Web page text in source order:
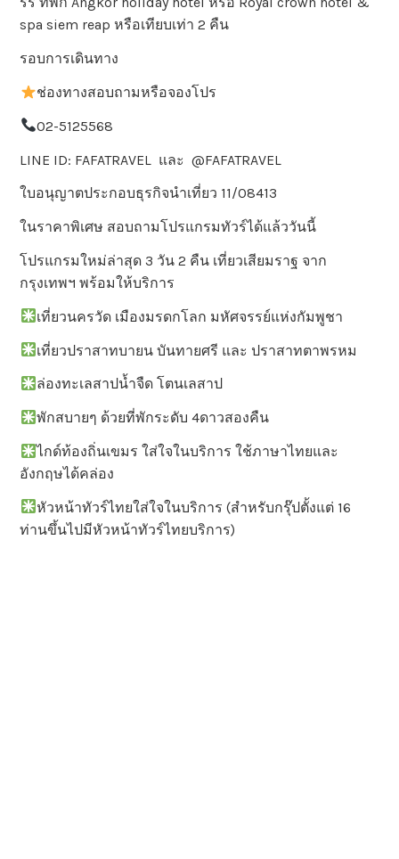
spa siem reap หรือเทียบเท่า 2 คืน
รอบการเดินทาง
ช่องทางสอบถามหรือจองโปร
02-5125568
LINE ID: FAFATRAVEL และ @FAFATRAVEL
ใบอนุญาตประกอบธุรกิจนำเที่ยว 11/08413
ในราคาพิเศษ สอบถามโปรแกรมทัวร์ได้แล้ววันนี้
โปรแกรมใหม่ล่าสุด 3 วัน 2 คืน เที่ยวเสียมราฐ จาก
กรุงเทพฯ พร้อมให้บริการ
เที่ยวนครวัด เมืองมรดกโลก มหัศจรรย์แห่งกัมพูชา
เที่ยวปราสาทบายน บันทายศรี และ ปราสาทตาพรหม
ล่องทะเลสาปน้ำจืด โตนเลสาป
พักสบายๆ ด้วยที่พักระดับ 4ดาวสองคืน
ไกด์ท้องถิ่นเขมร ใส่ใจในบริการ ใช้ภาษาไทยและ
อังกฤษได้คล่อง
หัวหน้าทัวร์ไทยใส่ใจในบริการ (สำหรับกรุ๊ปตั้งแต่ 16
ท่านขึ้นไปมีหัวหน้าทัวร์ไทยบริการ)